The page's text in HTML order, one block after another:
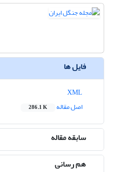
فایل ها
اصل مقاله
286.1 K
سابقه مقاله
هم رسانی